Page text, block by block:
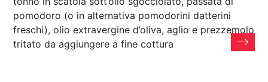
pomodoro (o in alternativa pomodorini datterini
freschi), olio extravergine d’oliva, aglio e prezzemolo
tritato da aggiungere a fine cottura